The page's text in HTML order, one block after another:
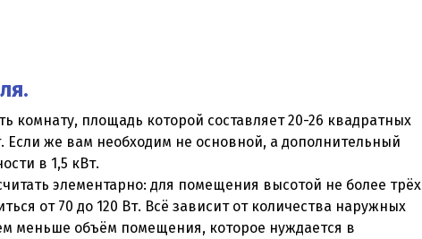
комнату, площадь которой составляет 20-26 квадратных
Если же вам необходим не основной, а дополнительный
в 1,5 кВт.
элементарно: для помещения высотой не более трёх
от 70 до 120 Вт. Всё зависит от количества наружных
меньше объём помещения, которое нуждается в